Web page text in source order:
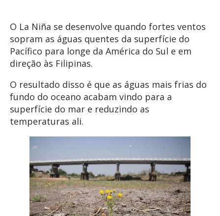
O La Niña se desenvolve quando fortes ventos
sopram as águas quentes da superfície do
Pacífico para longe da América do Sul e em
direção às Filipinas.
O resultado disso é que as águas mais frias do
fundo do oceano acabam vindo para a
superfície do mar e reduzindo as
temperaturas ali.